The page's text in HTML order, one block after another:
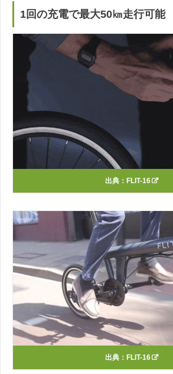
1回の充電で最大50㎞走行可能
出典： FLIT-16
出典： FLIT-16